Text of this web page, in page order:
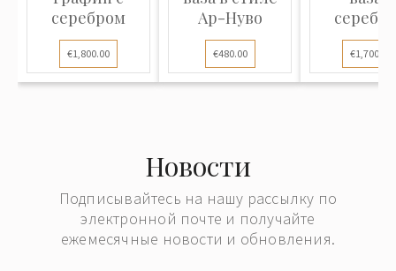
серебром
€1,800.00
Ар-Нуво
€480.00 €1,700.00
Новости
Подписывайтесь на нашу рассылку по
электронной почте и получайте
ежемесячные новости и обновления.